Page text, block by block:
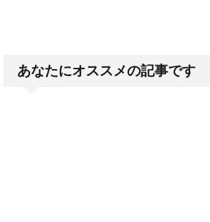
あなたにオススメの記事です